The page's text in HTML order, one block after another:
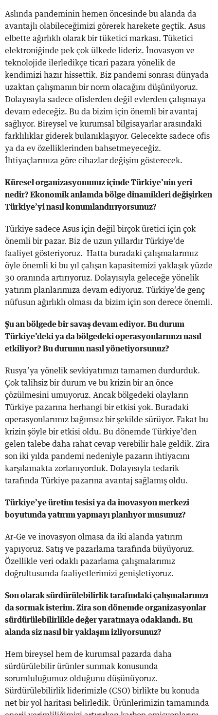
Aslında pandeminin hemen öncesinde bu alanda da
avantajlı olabileceğimizi görerek harekete geçtik. Asus
elbette ağırlıklı olarak bir tüketici markası. Tüketici
elektroniğinde pek çok ülkede lideriz. İnovasyon ve
teknolojide ilerledikçe ticari pazara yönelik de
kendimizi hazır hissettik. Biz pandemi sonrası dünyada
uzaktan çalışmanın bir norm olacağını düşünüyoruz.
Dolayısıyla sadece ofislerden değil evlerden çalışmaya
devam edeceğiz. Bu da bizim için önemli bir avantaj
sağlıyor. Bireysel ve kurumsal bilgisayarlar arasındaki
farklılıklar giderek bulanıklaşıyor. Gelecekte sadece ofis
ya da ev özelliklerinden bahsetmeyeceğiz.
İhtiyaçlarınıza göre cihazlar değişim gösterecek.
Küresel organizasyonunuz içinde Türkiye’nin yeri
nedir? Ekonomik anlamda bölge dinamikleri değişirken
Türkiye’yi nasıl konumlandırıyorsunuz?
Türkiye sadece Asus için değil birçok üretici için çok
önemli bir pazar. Biz de uzun yıllardır Türkiye’de
faaliyet gösteriyoruz. Hatta buradaki çalışmalarımız
öyle önemli ki bu yıl çalışan kapasitemizi yaklaşık yüzde
30 oranında artırıyoruz. Dolayısıyla geleceğe yönelik
yatırım planlarımıza devam ediyoruz. Türkiye’de genç
nüfusun ağırlıklı olması da bizim için son derece önemli.
Şu an bölgede bir savaş devam ediyor. Bu durum
Türkiye’deki ya da bölgedeki operasyonlarınızı nasıl
etkiliyor? Bu durumu nasıl yönetiyorsunuz?
Rusya’ya yönelik sevkiyatımızı tamamen durdurduk.
Çok talihsiz bir durum ve bu krizin bir an önce
çözülmesini umuyoruz. Ancak bölgedeki olayların
Türkiye pazarına herhangi bir etkisi yok. Buradaki
operasyonlarımız bağımsız bir şekilde sürüyor. Fakat bu
krizin şöyle bir etkisi oldu. Bu dönemde Türkiye’den
gelen talebe daha rahat cevap verebilir hale geldik. Zira
son iki yılda pandemi nedeniyle pazarın ihtiyacını
karşılamakta zorlanıyorduk. Dolayısıyla tedarik
tarafında Türkiye pazarına avantaj sağlamış oldu.
Türkiye’ye üretim tesisi ya da inovasyon merkezi
boyutunda yatırım yapmayı planlıyor musunuz?
Ar-Ge ve inovasyon olmasa da iki alanda yatırım
yapıyoruz. Satış ve pazarlama tarafında büyüyoruz.
Özellikle veri odaklı pazarlama çalışmalarımız
doğrultusunda faaliyetlerimizi genişletiyoruz.
Son olarak sürdürülebilirlik tarafındaki çalışmalarınızı
da sormak isterim. Zira son dönemde organizasyonlar
sürdürülebilirlikle değer yaratmaya odaklandı. Bu
alanda siz nasıl bir yaklaşım izliyorsunuz?
Hem bireysel hem de kurumsal pazarda daha
sürdürülebilir ürünler sunmak konusunda
sorumluluğumuz olduğunu düşünüyoruz.
Sürdürülebilirlik liderimizle (CSO) birlikte bu konuda
net bir yol haritası belirledik. Ürünlerimizin tamamında